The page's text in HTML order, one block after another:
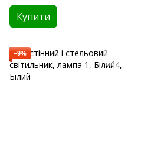
Купити
−9%